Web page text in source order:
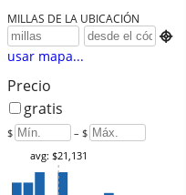
MILLAS DE LA UBICACIÓN

usar mapa...
Precio
gratis
$ – $
avg: $21,131